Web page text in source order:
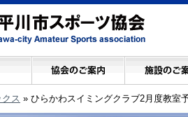
クス » ひらかわスイミングクラブ2月度教室